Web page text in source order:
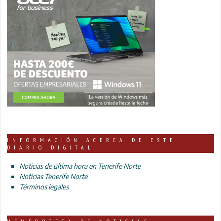
INFORMACIÓN ACERCA DE ESTE
DIARIO DIGITAL
Noticias de última hora en Tenerife Norte
Noticias Tenerife Norte
Términos legales